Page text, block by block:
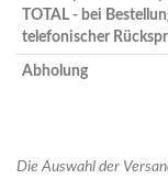
TOTAL - bei
telefonischer
Abholung
Die Auswahl der